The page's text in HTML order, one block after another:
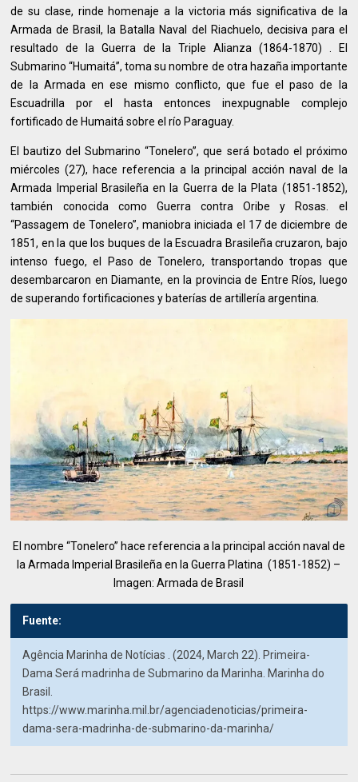
de su clase, rinde homenaje a la victoria más significativa de la
Armada de Brasil, la Batalla Naval del Riachuelo, decisiva para el
resultado de la Guerra de la Triple Alianza (1864-1870) . El
Submarino “Humaitá”, toma su nombre de otra hazaña importante
de la Armada en ese mismo conflicto, que fue el paso de la
Escuadrilla por el hasta entonces inexpugnable complejo
fortificado de Humaitá sobre el río Paraguay.
El bautizo del Submarino “Tonelero”, que será botado el próximo
miércoles (27), hace referencia a la principal acción naval de la
Armada Imperial Brasileña en la Guerra de la Plata (1851-1852),
también conocida como Guerra contra Oribe y Rosas. el
“Passagem de Tonelero”, maniobra iniciada el 17 de diciembre de
1851, en la que los buques de la Escuadra Brasileña cruzaron, bajo
intenso fuego, el Paso de Tonelero, transportando tropas que
desembarcaron en Diamante, en la provincia de Entre Ríos, luego
de superando fortificaciones y baterías de artillería argentina.
El nombre “Tonelero” hace referencia a la principal acción naval de
la Armada Imperial Brasileña en la Guerra Platina (1851-1852) –
Imagen: Armada de Brasil
Fuente:
Agência Marinha de Notícias . (2024, March 22). Primeira-
Dama Será madrinha de Submarino da Marinha. Marinha do
Brasil.
https://www.marinha.mil.br/agenciadenoticias/primeira-
dama-sera-madrinha-de-submarino-da-marinha/